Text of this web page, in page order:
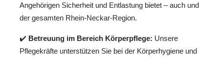
Angehörigen Sicherheit und Entlastung bietet – auch und
der gesamten Rhein-Neckar-Region.
✔️ Betreuung im Bereich Körperpflege: Unsere
Pflegekräfte unterstützen Sie bei der Körperhygiene und